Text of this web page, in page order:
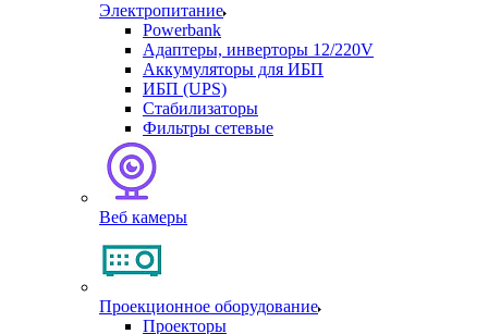
Электропитание
Powerbank
Адаптеры, инверторы 12/220V
Аккумуляторы для ИБП
ИБП (UPS)
Стабилизаторы
Фильтры сетевые
Веб камеры
Проекционное оборудование
Проекторы